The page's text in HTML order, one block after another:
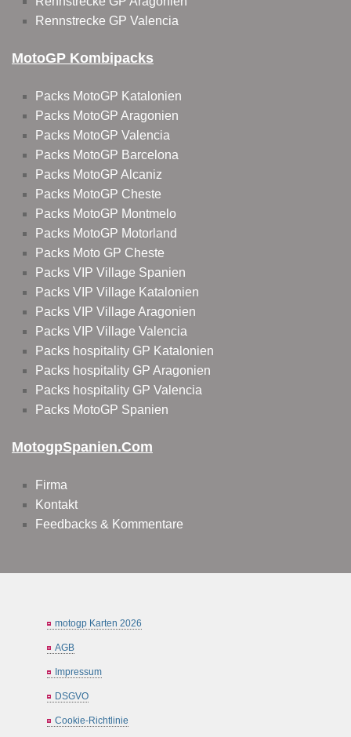
Rennstrecke GP Valencia
MotoGP Kombipacks
Packs MotoGP Katalonien
Packs MotoGP Aragonien
Packs MotoGP Valencia
Packs MotoGP Barcelona
Packs MotoGP Alcaniz
Packs MotoGP Cheste
Packs MotoGP Montmelo
Packs MotoGP Motorland
Packs Moto GP Cheste
Packs VIP Village Spanien
Packs VIP Village Katalonien
Packs VIP Village Aragonien
Packs VIP Village Valencia
Packs hospitality GP Katalonien
Packs hospitality GP Aragonien
Packs hospitality GP Valencia
Packs MotoGP Spanien
MotogpSpanien.com
Firma
Kontakt
Feedbacks & Kommentare
motogp Karten 2026
AGB
Impressum
DSGVO
Cookie-Richtlinie